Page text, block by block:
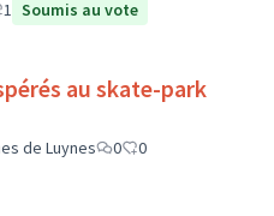
1 Soumis au vote
au skate-park
de Luynes 0
0